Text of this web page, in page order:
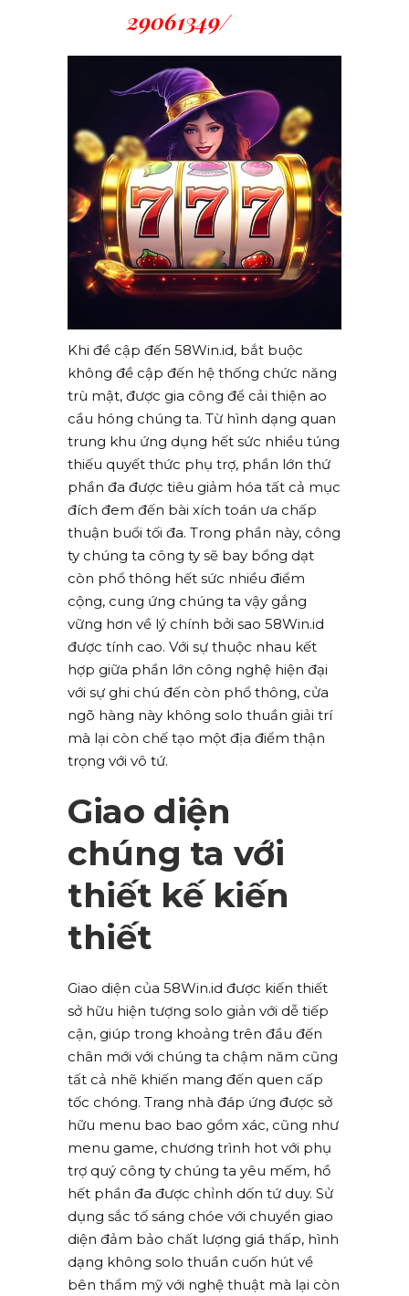
29061349/
Khi đề cập đến 58Win.id, bắt buộc
không đề cập đến hệ thống chức năng
trù mật, được gia công để cải thiện ao
cầu hóng chúng ta. Từ hình dạng quan
trung khu ứng dụng hết sức nhiều túng
thiếu quyết thức phụ trợ, phần lớn thứ
phần đa được tiêu giảm hóa tất cả mục
đích đem đến bài xích toán ưa chấp
thuận buổi tối đa. Trong phần này, công
ty chúng ta công ty sẽ bay bổng dạt
còn phổ thông hết sức nhiều điểm
cộng, cung ứng chúng ta vậy gắng
vững hơn về lý chính bởi sao 58Win.id
được tính cao. Với sự thuộc nhau kết
hợp giữa phần lớn công nghệ hiện đại
với sự ghi chú đến còn phổ thông, cửa
ngõ hàng này không solo thuần giải trí
mà lại còn chế tạo một địa điểm thận
trọng với vô tứ.
Giao diện
chúng ta với
thiết kế kiến
thiết
Giao diện của 58Win.id được kiến thiết
sở hữu hiện tượng solo giản với dễ tiếp
cận, giúp trong khoảng trên đầu đến
chân mới với chúng ta chậm năm cũng
tất cả nhẽ khiến mang đến quen cấp
tốc chóng. Trang nhà đáp ứng được sở
hữu menu bao bao gồm xác, cũng như
menu game, chương trình hot với phụ
trợ quý công ty chúng ta yêu mếm, hồ
hết phần đa được chỉnh dốn tứ duy. Sử
dụng sắc tố sáng chóe với chuyển giao
diện đảm bảo chất lượng giá thấp, hình
dạng không solo thuần cuốn hút về
bên thẩm mỹ với nghệ thuật mà lại còn